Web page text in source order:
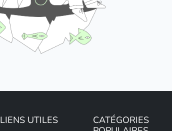
LIENS UTILES
CATÉGORIES